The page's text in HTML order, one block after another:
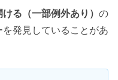
る（一部例外あり） の
発見していることがあ